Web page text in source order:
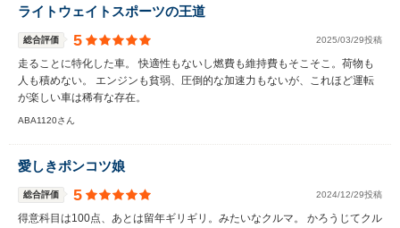
ライトウェイトスポーツの王道
総合評価 5 2025/03/29投稿
走ることに特化した車。 快適性もないし燃費も維持費もそこそこ。荷物も
人も積めない。 エンジンも貧弱、圧倒的な加速力もないが、これほど運転
が楽しい車は稀有な存在。
ABA1120さん
愛しきポンコツ娘
総合評価 5 2024/12/29投稿
得意科目は100点、あとは留年ギリギリ。みたいなクルマ。 かろうじてクル